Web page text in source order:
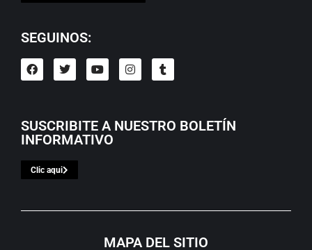
SEGUINOS:
SUSCRIBITE A NUESTRO BOLETÍN
INFORMATIVO
Clic aqui
MAPA DEL SITIO